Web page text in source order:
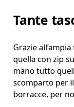
Tante
Grazie
quella con zip
mano tutto
scomparto per
borracce, per